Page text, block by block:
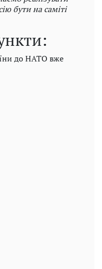
бути на саміті
до НАТО вже